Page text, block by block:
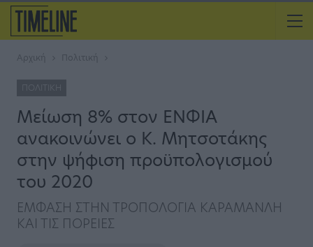
Αρχική Πολιτική
ΠΟΛΙΤΙΚΉ
Μείωση 8% στον ΕΝΦΙΑ
ανακοινώνει ο Κ. Μητσοτάκης
στην ψήφιση προϋπολογισμού
του 2020
ΕΜΦΑΣΗ ΣΤΗΝ ΤΡΟΠΟΛΟΓΙΑ ΚΑΡΑΜΑΝΛΗ
ΚΑΙ ΤΙΣ ΠΟΡΕΙΕΣ